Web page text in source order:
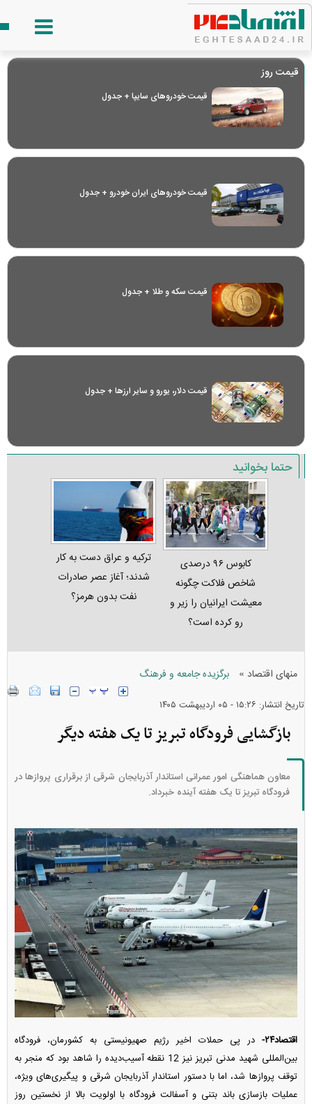
قیمت روز
قیمت خودرو‌های سایپا + جدول
قیمت خودرو‌های ایران خودرو + جدول
قیمت سکه و طلا + جدول
قیمت دلار، یورو و سایر ارز‌ها + جدول
حتما بخوانید
کابوس ۹۶ درصدی
شاخص فلاکت چگونه
معیشت ایرانیان را زیر و
رو کرده است؟
ترکیه و عراق دست به کار
شدند؛ آغاز عصر صادرات
نفت بدون هرمز؟
منهای اقتصاد » برگزیده جامعه و فرهنگ
تاریخ انتشار: ۱۵:۲۶ - ۰۵ ارديبهشت ۱۴۰۵
بازگشایی فرودگاه تبریز تا یک هفته دیگر
معاون هماهنگی امور عمرانی استاندار آذربایجان شرقی از برقراری پروازها در
فرودگاه تبریز تا یک هفته آینده خبرداد.
اقتصاد۲۴-
در پی حملات اخیر رژیم صهیونیستی به کشورمان، فرودگاه
بین‌المللی شهید مدنی تبریز نیز 12 نقطه آسیب‌دیده را شاهد بود که منجر به
توقف پروازها شد، اما با دستور استاندار آذربایجان شرقی و پیگیری‌های ویژه،
عملیات بازسازی باند بتنی و آسفالت فرودگاه با اولویت بالا از نخستین روز